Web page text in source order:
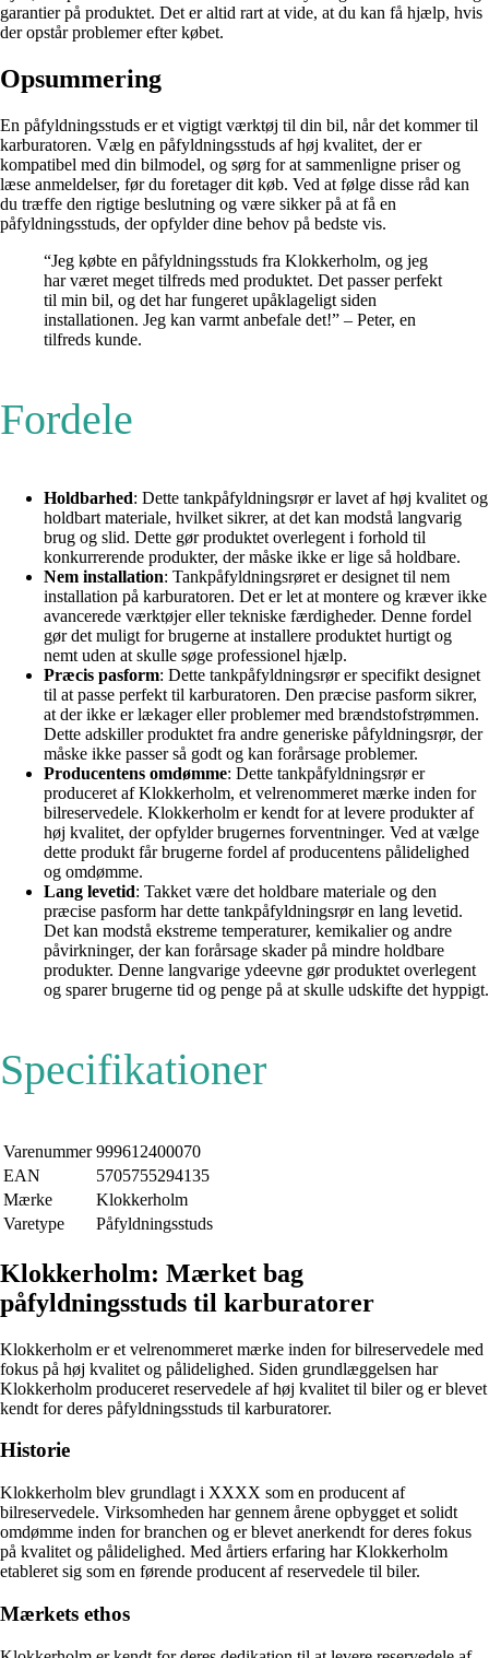
garantier på produktet. Det er altid rart at vide, at du kan få hjælp, hvis
der opstår problemer efter købet.
Opsummering
En påfyldningsstuds er et vigtigt værktøj til din bil, når det kommer til
karburatoren. Vælg en påfyldningsstuds af høj kvalitet, der er
kompatibel med din bilmodel, og sørg for at sammenligne priser og
læse anmeldelser, før du foretager dit køb. Ved at følge disse råd kan
du træffe den rigtige beslutning og være sikker på at få en
påfyldningsstuds, der opfylder dine behov på bedste vis.
“Jeg købte en påfyldningsstuds fra Klokkerholm, og jeg
har været meget tilfreds med produktet. Det passer perfekt
til min bil, og det har fungeret upåklageligt siden
installationen. Jeg kan varmt anbefale det!” – Peter, en
tilfreds kunde.
Fordele
Holdbarhed: Dette tankpåfyldningsrør er lavet af høj kvalitet og
holdbart materiale, hvilket sikrer, at det kan modstå langvarig
brug og slid. Dette gør produktet overlegent i forhold til
konkurrerende produkter, der måske ikke er lige så holdbare.
Nem installation: Tankpåfyldningsrøret er designet til nem
installation på karburatoren. Det er let at montere og kræver ikke
avancerede værktøjer eller tekniske færdigheder. Denne fordel
gør det muligt for brugerne at installere produktet hurtigt og
nemt uden at skulle søge professionel hjælp.
Præcis pasform: Dette tankpåfyldningsrør er specifikt designet
til at passe perfekt til karburatoren. Den præcise pasform sikrer,
at der ikke er lækager eller problemer med brændstofstrømmen.
Dette adskiller produktet fra andre generiske påfyldningsrør, der
måske ikke passer så godt og kan forårsage problemer.
Producentens omdømme: Dette tankpåfyldningsrør er
produceret af Klokkerholm, et velrenommeret mærke inden for
bilreservedele. Klokkerholm er kendt for at levere produkter af
høj kvalitet, der opfylder brugernes forventninger. Ved at vælge
dette produkt får brugerne fordel af producentens pålidelighed
og omdømme.
Lang levetid: Takket være det holdbare materiale og den
præcise pasform har dette tankpåfyldningsrør en lang levetid.
Det kan modstå ekstreme temperaturer, kemikalier og andre
påvirkninger, der kan forårsage skader på mindre holdbare
produkter. Denne langvarige ydeevne gør produktet overlegent
og sparer brugerne tid og penge på at skulle udskifte det hyppigt.
Specifikationer
Varenummer 999612400070
EAN
5705755294135
Mærke
Klokkerholm
Varetype
Påfyldningsstuds
Klokkerholm: Mærket bag
påfyldningsstuds til karburatorer
Klokkerholm er et velrenommeret mærke inden for bilreservedele med
fokus på høj kvalitet og pålidelighed. Siden grundlæggelsen har
Klokkerholm produceret reservedele af høj kvalitet til biler og er blevet
kendt for deres påfyldningsstuds til karburatorer.
Historie
Klokkerholm blev grundlagt i XXXX som en producent af
bilreservedele. Virksomheden har gennem årene opbygget et solidt
omdømme inden for branchen og er blevet anerkendt for deres fokus
på kvalitet og pålidelighed. Med årtiers erfaring har Klokkerholm
etableret sig som en førende producent af reservedele til biler.
Mærkets ethos